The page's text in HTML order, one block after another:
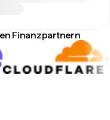
Finanzpartnern